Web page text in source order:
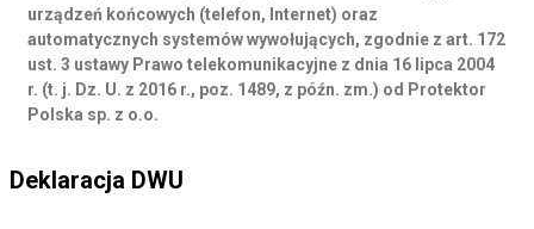
urządzeń końcowych (telefon, Internet) oraz
automatycznych systemów wywołujących, zgodnie z art. 172
ust. 3 ustawy Prawo telekomunikacyjne z dnia 16 lipca 2004
r. (t. j. Dz. U. z 2016 r., poz. 1489, z późn. zm.) od Protektor
Polska sp. z o.o.
Deklaracja DWU